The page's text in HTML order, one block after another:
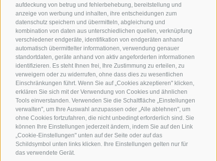
aufdeckung von betrug und fehlerbehebung, bereitstellung und
anzeige von werbung und inhalten, ihre entscheidungen zum
datenschutz speichern und übermitteln, abgleichung und
kombination von daten aus unterschiedlichen quellen, verknüpfung
verschiedener endgeräte, identifikation von endgeräten anhand
automatisch übermittelter informationen, verwendung genauer
standortdaten, geräte anhand von aktiv angeforderten informationen
identifizieren. Es steht Ihnen frei, Ihre Zustimmung zu erteilen, zu
verweigern oder zu widerrufen, ohne dass dies zu wesentlichen
Einschränkungen führt. Wenn Sie auf „Cookies akzeptieren" klicken,
erklären Sie sich mit der Verwendung von Cookies und ähnlichen
Tools einverstanden. Verwenden Sie die Schaltfläche „Einstellungen
verwalten", um Ihre Auswahl anzupassen oder „Alle ablehnen", um
ohne Cookies fortzufahren, die nicht unbedingt erforderlich sind. Sie
können Ihre Einstellungen jederzeit ändern, indem Sie auf den Link
„Cookie-Einstellungen" unten auf der Seite oder auf das
Schildsymbol unten links klicken. Ihre Einstellungen gelten nur für
das verwendete Gerät.